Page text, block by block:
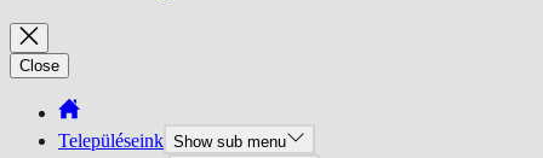
Close
Településeink Show sub menu